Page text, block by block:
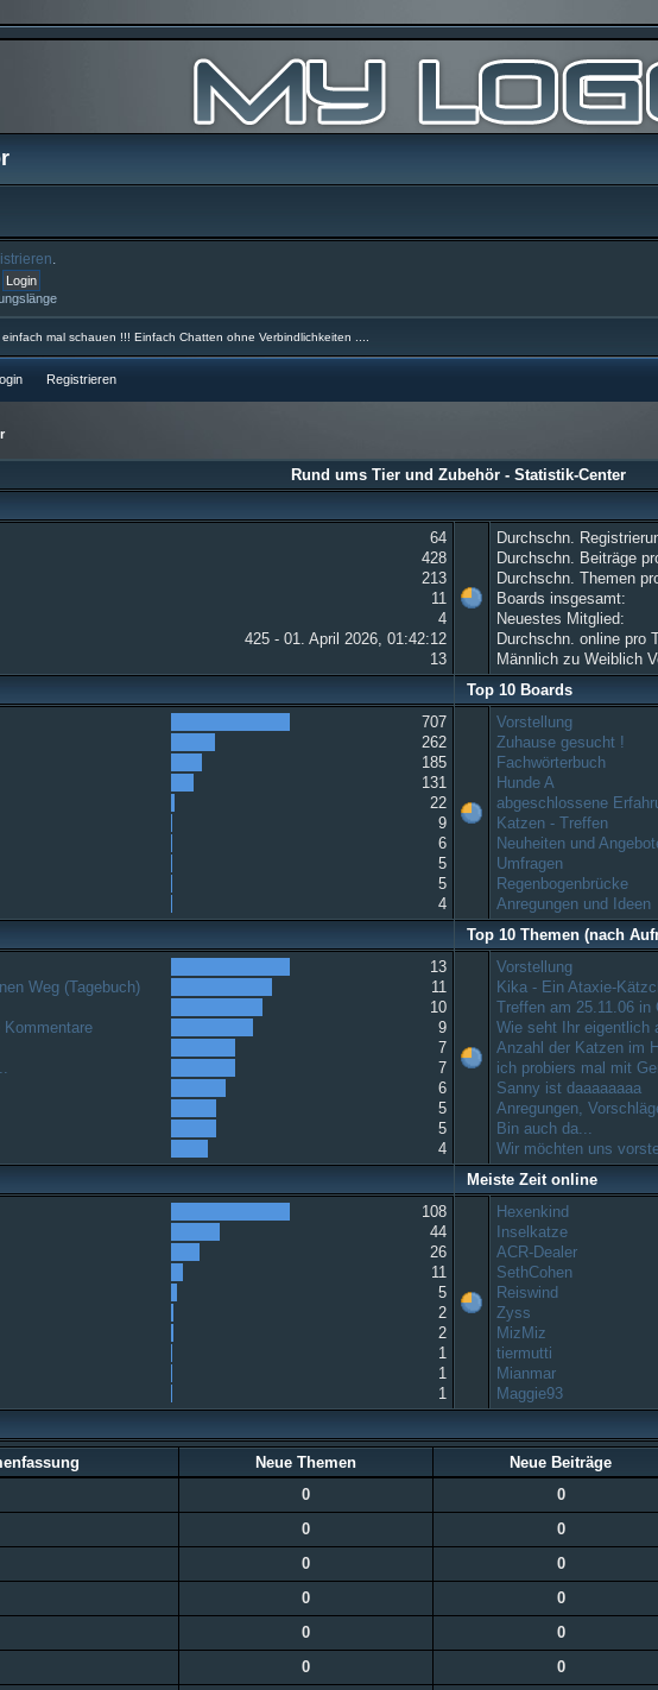
mal schauen !!! Einfach Chatten ohne Verbindlichkeiten ....
Registrieren
Rund ums Tier und Zubehör - Statistik-Center
64
428
213
11
4
425 - 01. April 2026, 01:42:12
13
Durchschn.
Durchschn. Beiträge
Durchschn. Themen
Boards insgesamt:
Neuestes Mitglied:
Durchschn. online pro
Männlich zu Weiblich
Top 10 Boards
707
262
185
131
22
9
6
5
5
4
Vorstellung
Zuhause gesucht !
Fachwörterbuch
Hunde A
abgeschlossene
Katzen - Treffen
Neuheiten und
Umfragen
Regenbogenbrücke
Anregungen und Ideen
Top 10 Themen (nach
13
Weg (Tagebuch)
11
10
9
7
7
6
5
5
4
Vorstellung
Kika - Ein Ataxie-
Treffen am 25.11.06 in
Wie seht Ihr eigentlich
Anzahl der Katzen im
ich probiers mal mit
Sanny ist daaaaaaaa
Anregungen,
Bin auch da...
Wir möchten uns
Meiste Zeit online
108
44
26
11
5
2
2
1
1
1
Hexenkind
Inselkatze
ACR-Dealer
SethCohen
Reiswind
Zyss
MizMiz
tiermutti
Mianmar
Maggie93
Neue Themen Neue Beiträge
0 0
0 0
0 0
0 0
0 0
0 0